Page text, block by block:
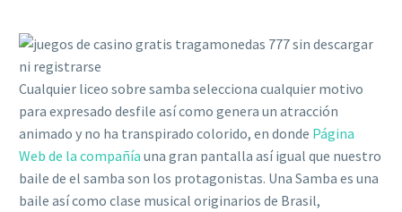
Cualquier liceo sobre samba selecciona cualquier motivo
para expresado desfile así­ como genera un atracción
animado y no ha transpirado colorido, en donde Página
Web de la compañía una gran pantalla así­ igual que nuestro
baile de el samba son los protagonistas. Una Samba es una
baile así­ como clase musical originarios de Brasil,